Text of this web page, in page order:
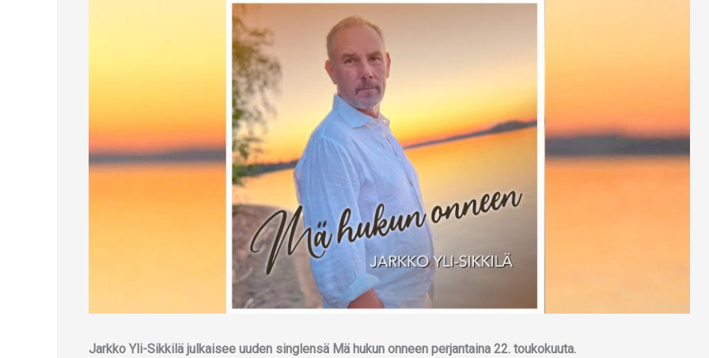
Jarkko Yli-Sikkilä julkaisee uuden singlensä Mä hukun onneen perjantaina 22. toukokuuta.